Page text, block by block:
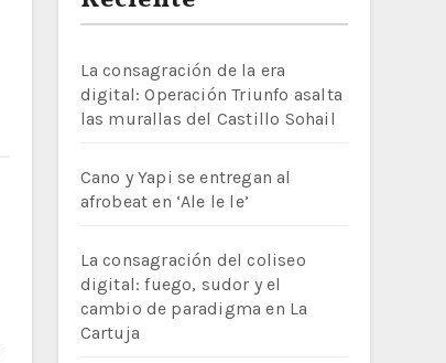
La consagración de la era
digital: Operación Triunfo asalta
las murallas del Castillo Sohail
Cano y Yapi se entregan al
afrobeat en ‘Ale le le’
La consagración del coliseo
digital: fuego, sudor y el
cambio de paradigma en La
Cartuja